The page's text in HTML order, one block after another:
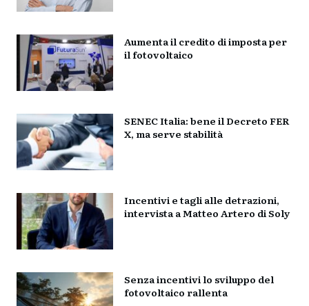
Aumenta il credito di imposta per
il fotovoltaico
SENEC Italia: bene il Decreto FER
X, ma serve stabilità
Incentivi e tagli alle detrazioni,
intervista a Matteo Artero di Soly
Senza incentivi lo sviluppo del
fotovoltaico rallenta